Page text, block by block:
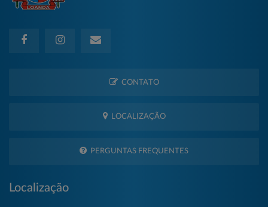
CONTATO
LOCALIZAÇÃO
PERGUNTAS FREQUENTES
Localização